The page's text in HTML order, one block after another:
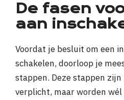
De fasen
aan
Voordat je besluit om een
schakelen, doorloop je
stappen. Deze stappen
verplicht, maar worden